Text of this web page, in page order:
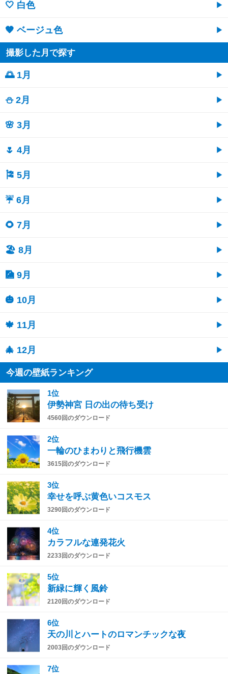
🤍 白色
🤎 ベージュ色
撮影した月で探す
🌅 1月
⛄ 2月
🌸 3月
🌷 4月
🎏 5月
☔ 6月
🌻 7月
🏖 8月
🎑 9月
🎃 10月
🍁 11月
🎄 12月
今週の壁紙ランキング
1位
伊勢神宮 日の出の待ち受け
4560回のダウンロード
2位
一輪のひまわりと飛行機雲
3615回のダウンロード
3位
幸せを呼ぶ黄色いコスモス
3290回のダウンロード
4位
カラフルな連発花火
2233回のダウンロード
5位
新緑に輝く風鈴
2120回のダウンロード
6位
天の川とハートのロマンチックな夜
2003回のダウンロード
7位